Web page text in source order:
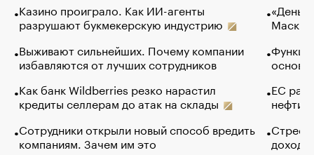
Казино проиграло. Как ИИ-агенты
разрушают букмекерскую индустрию
Выживают сильнейших. Почему компании
избавляются от лучших сотрудников
Как банк Wildberries резко нарастил
кредиты селлерам до атак на склады
Сотрудники открыли новый способ вредить
компаниям. Зачем им это
Маск в
основ
ЕС
нефти